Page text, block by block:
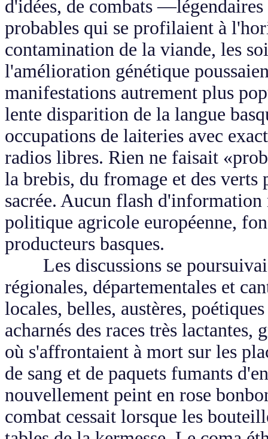
d'idées, de combats
probables qui se profilaient à
contamination de la viande, les
l'amélioration génétique
manifestations autrement plus
lente disparition de la langue
occupations de laiteries avec
radios libres. Rien ne faisait
la brebis, du fromage et des verts
sacrée. Aucun flash
politique agricole européenne,
producteurs basques.
Les discussions se
régionales, départementales et
locales, belles, austères,
acharnés des races très lactantes,
où s'affrontaient à mort sur les
de sang et de paquets fumants
nouvellement peint en rose
combat cessait lorsque les